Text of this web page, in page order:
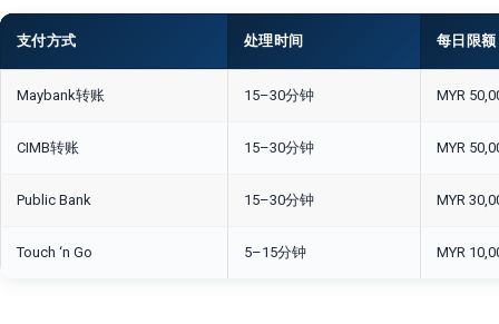
支付方式 处理时间 每日限额
Maybank转账 15–30分钟 MYR
CIMB转账 15–30分钟 MYR
Public Bank 15–30分钟 MYR
Touch ‘n Go 5–15分钟 MYR